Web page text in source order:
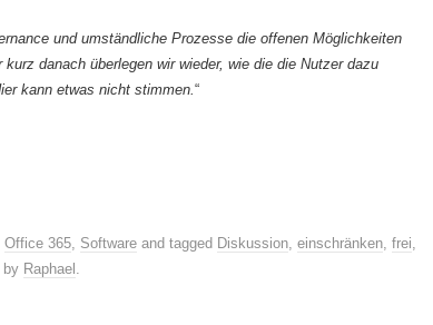
und umständliche Prozesse die offenen Möglichkeiten
danach überlegen wir wieder, wie die die Nutzer dazu
kann etwas nicht stimmen.“
Office 365, Software and tagged Diskussion, einschränken, frei,
by Raphael .